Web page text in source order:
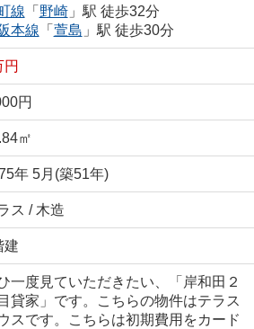
線 「 野崎」駅 徒歩32分
本線 「 萱島 」駅 徒歩30分
円
円
㎡
年 5月(築51年)
ス / 木造
建
一度見ていただきたい、「岸和田２
貸家」です。こちらの物件はテラス
スです。こちらは初期費用をカード